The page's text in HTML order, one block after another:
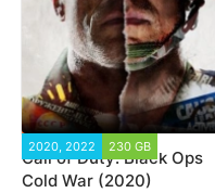
2020, 2022 230 GB
Call of Duty: Black Ops
Cold War (2020)